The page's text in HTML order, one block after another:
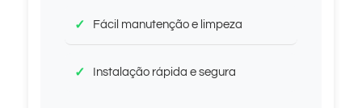
Fácil manutenção e limpeza
Instalação rápida e segura